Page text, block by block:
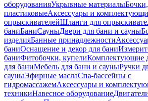
оборудованияУкрывные материалы
пластиковыеАксессуары и
опрыскивателейШланги для
баниБаниСауныДвери для бани и сауны
изделияБанные принадлежности
баниОснащение и декор для бани
баниФитобочки, купелиКомплектующие
для баниМебель для бани и сауныРучки
сауныЭфирные маслаСпа-бассейны с
гидромассажемАксессуары и
техникиНавесное оборудование